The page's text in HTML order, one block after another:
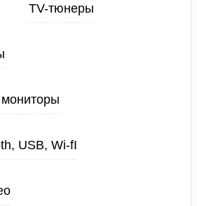
TV-тюнеры
USB, Wi-fI